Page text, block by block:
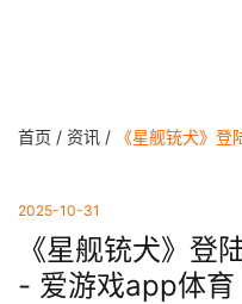
首页 / 资讯 /
2025-10-31
《星舰铳犬》登
- 爱游戏app体育